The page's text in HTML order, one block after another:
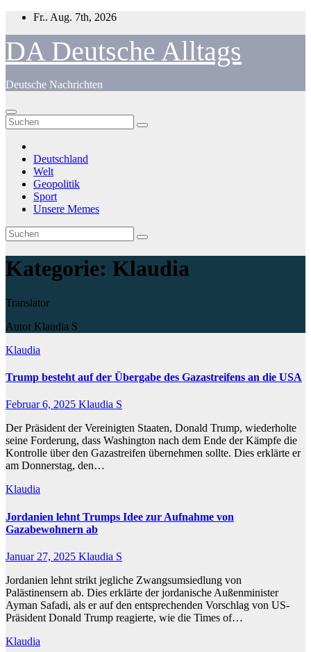
Zum
springen
Fr.. Aug. 7th, 2026
DA Deutsche Alltags
Deutsche Nachrichten
Deutschland
Welt
Geopolitik
Sport
Unsere Memes
Kategorie: Klaudia
Translator
Autor Klaudia S
Klaudia
Trump besteht auf der Übergabe des Gazastreifens an die USA
Februar 6, 2025 Klaudia S
Der Präsident der Vereinigten Staaten, Donald Trump, wiederholte
seine Forderung, dass Washington nach dem Ende der Kämpfe die
Kontrolle über den Gazastreifen übernehmen sollte. Dies erklärte er
am Donnerstag, den…
Klaudia
Jordanien lehnt Trumps Idee zur Aufnahme von
Gazabewohnern ab
Januar 27, 2025 Klaudia S
Jordanien lehnt strikt jegliche Zwangsumsiedlung von
Palästinensern ab. Dies erklärte der jordanische Außenminister
Ayman Safadi, als er auf den entsprechenden Vorschlag von US-
Präsident Donald Trump reagierte, wie die Times of…
Klaudia